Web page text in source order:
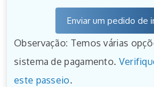
Enviar um pedido de
Observação: Temos várias
sistema de pagamento.
este passeio.